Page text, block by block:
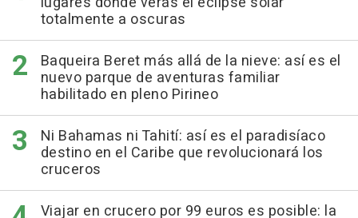
totalmente a oscuras
Baqueira Beret más allá de la nieve: así es el
nuevo parque de aventuras familiar
habilitado en pleno Pirineo
Ni Bahamas ni Tahití: así es el paradisíaco
destino en el Caribe que revolucionará los
cruceros
Viajar en crucero por 99 euros es posible: la